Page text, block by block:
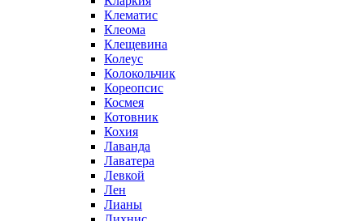
Клематис
Клеома
Клещевина
Колеус
Колокольчик
Кореопсис
Космея
Котовник
Кохия
Лаванда
Лаватера
Левкой
Лен
Лианы